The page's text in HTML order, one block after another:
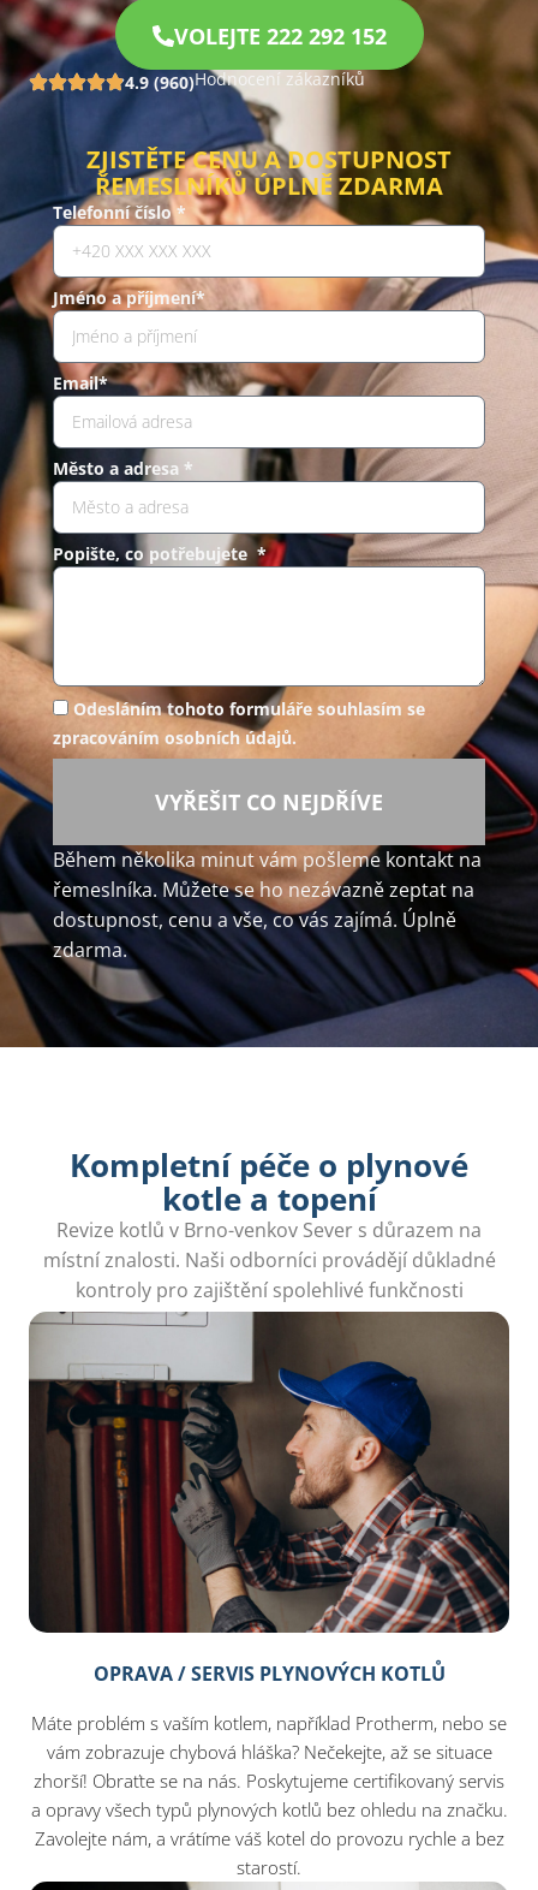
VOLEJTE 222 292 152
4.9 (960)Hodnocení zákazníků
ZJISTĚTE CENU A DOSTUPNOST
ŘEMESLNÍKŮ ÚPLNĚ ZDARMA
Telefonní číslo *
Jméno a příjmení*
Email*
Město a adresa *
Popište, co potřebujete *
Odesláním tohoto formuláře souhlasím se
zpracováním osobních údajů.
VYŘEŠIT CO NEJDŘÍVE
Během několika minut vám pošleme kontakt na
řemeslníka. Můžete se ho nezávazně zeptat na
dostupnost, cenu a vše, co vás zajímá. Úplně
zdarma.
Kompletní péče o plynové
kotle a topení
Revize kotlů v Brno-venkov Sever s důrazem na
místní znalosti. Naši odborníci provádějí důkladné
kontroly pro zajištění spolehlivé funkčnosti
vašeho topného systému.
OPRAVA / SERVIS PLYNOVÝCH KOTLŮ
Máte problém s vaším kotlem, například Protherm, nebo se
vám zobrazuje chybová hláška? Nečekejte, až se situace
zhorší! Obraťte se na nás. Poskytujeme certifikovaný servis
a opravy všech typů plynových kotlů bez ohledu na značku.
Zavolejte nám, a vrátíme váš kotel do provozu rychle a bez
starostí.